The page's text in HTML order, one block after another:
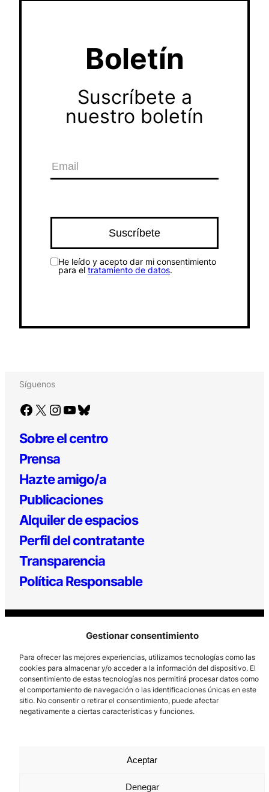
Gestionar consentimiento
Para ofrecer las mejores experiencias, utilizamos tecnologías como las
cookies para almacenar y/o acceder a la información del dispositivo. El
consentimiento de estas tecnologías nos permitirá procesar datos como
el comportamiento de navegación o las identificaciones únicas en este
sitio. No consentir o retirar el consentimiento, puede afectar
negativamente a ciertas características y funciones.
Aceptar
Denegar
Boletín
Suscríbete a
nuestro boletín
He leído y acepto dar mi consentimiento
para el tratamiento de datos.
Síguenos
Facebook X Instagram YouTube Bluesky
Sobre el centro
Prensa
Hazte amigo/a
Publicaciones
Alquiler de espacios
Perfil del contratante
Transparencia
Política Responsable
Los Prados, 121 – 33203 Gijón
985 185 577 – info@laboralcentrodearte.org